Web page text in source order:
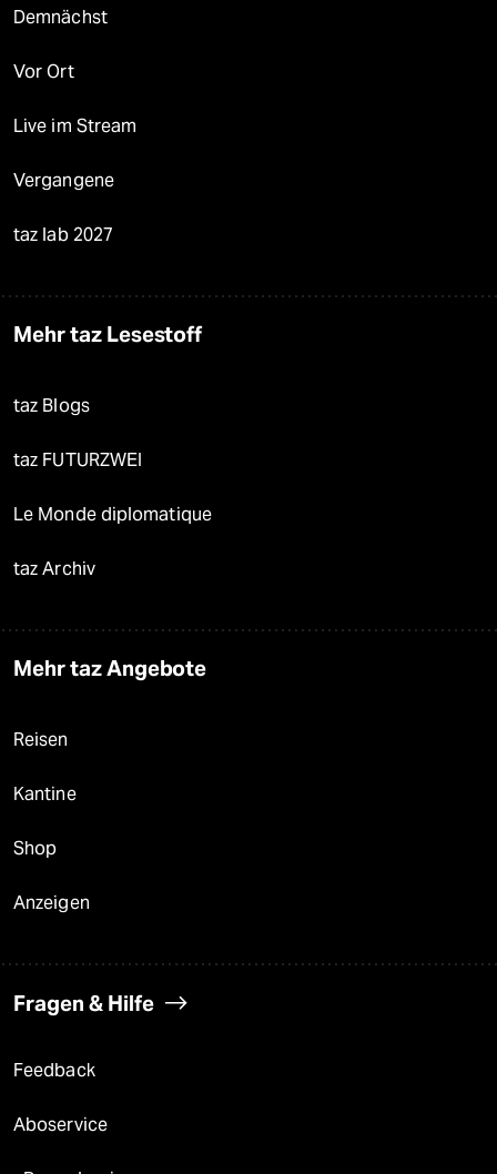
Demnächst
Vor Ort
Live im Stream
Vergangene
taz lab 2027
Mehr taz Lesestoff
taz Blogs
taz FUTURZWEI
Le Monde diplomatique
taz Archiv
Mehr taz Angebote
Reisen
Kantine
Shop
Anzeigen
Fragen & Hilfe
Feedback
Aboservice